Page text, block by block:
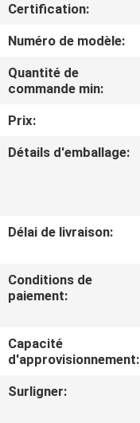
VISITE
D'USINE
CONTRÔLE
DE
QUALITÉ
NOUS
NOUVELLES
DEMANDEZ
UNE
CITATION
Certification:
Numéro de modèle:
Quantité de
commande min:
Prix:
Détails d'emballage:
Délai de livraison:
Conditions de
paiement:
Capacité
d'approvisionnement:
Surligner: